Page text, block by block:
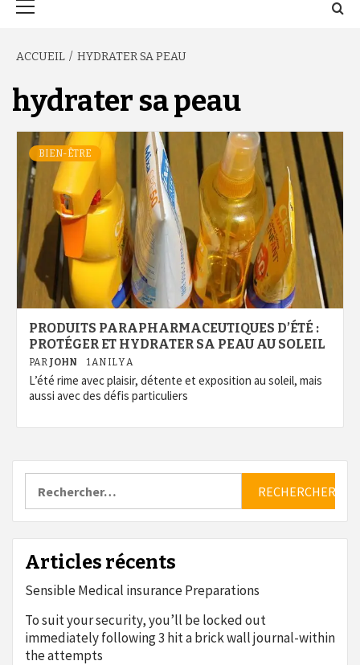
ACCUEIL HYDRATER SA PEAU
hydrater sa peau
BIEN-ÊTRE
PRODUITS PARAPHARMACEUTIQUES D’ÉTÉ :
PROTÉGER ET HYDRATER SA PEAU AU SOLEIL
PAR JOHN 1 AN IL Y A
L’été rime avec plaisir, détente et exposition au soleil, mais
aussi avec des défis particuliers
Articles récents
Sensible Medical insurance Preparations
To suit your security, you’ll be locked out
immediately following 3 hit a brick wall journal-within
the attempts